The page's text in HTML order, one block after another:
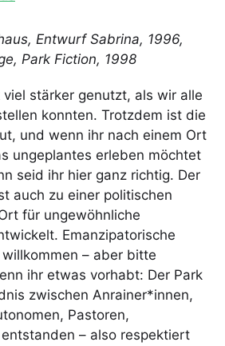
Entwurf Sabrina, 1996,
Park Fiction, 1998
stärker genutzt, als wir alle
konnten. Trotzdem ist die
und wenn ihr nach einem Ort
ungeplantes erleben möchtet
seid ihr hier ganz richtig. Der
auch zu einer politischen
für ungewöhnliche
Emanzipatorische
– aber bitte
ihr etwas vorhabt: Der Park
zwischen Anrainer*innen,
Pastoren,
– also respektiert